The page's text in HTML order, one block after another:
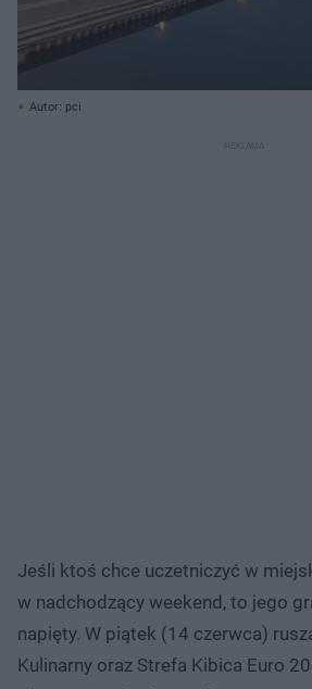
Autor: pci
Jeśli ktoś chce uczetniczyć w
w nadchodzący weekend, to jego
napięty. W piątek (14 czerwca)
Kulinarny oraz Strefa Kibica Euro